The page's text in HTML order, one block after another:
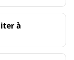
à